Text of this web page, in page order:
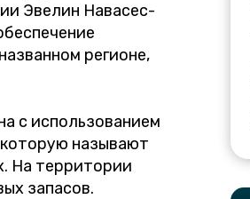
Эвелин Навасес-
регионе,
с использованием
называют
На территории
запасов.